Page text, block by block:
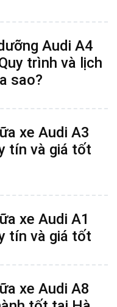
Audi A4
trình và lịch
sao?
xe Audi A3
tín và giá tốt
xe Audi A1
tín và giá tốt
xe Audi A8